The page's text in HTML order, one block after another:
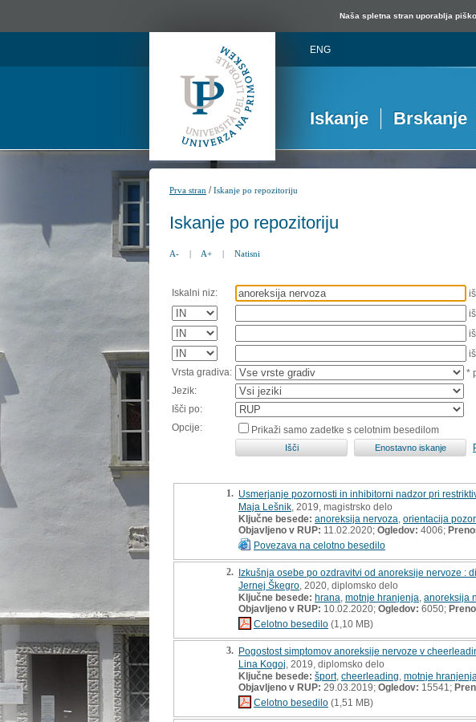
Naša spletna stran uporablja
ENG
Iskanje Brskanje
Prva stran /Iskanje po repozitoriju
Iskanje po repozitoriju
A- | A+ | Natisni
Iskalni niz:
Vrsta gradiva:
*
Jezik:
Išči po:
Opcije:
Prikaži samo zadetke s celotnim besedilom
1. Usmerjanje pozornosti in inhibitorni nadzor pri
Maja Lešnik , 2019, magistrsko delo
Ključne besede: anoreksija nervoza orientacija
Objavljeno v RUP: 11.02.2020; Ogledov: 4006;
Povezava na celotno besedilo
2. Izkušnja osebe po ozdravitvi od anoreksije nervoze :
Jernej Škegro , 2020, diplomsko delo
Ključne besede: hrana motnje hranjenja anoreksija
Objavljeno v RUP: 10.02.2020; Ogledov: 6050;
Celotno besedilo (1,10 MB)
3. Pogostost simptomov anoreksije nervoze v
Lina Kogoj , 2019, diplomsko delo
Ključne besede: šport, cheerleading motnje hranjenja
Objavljeno v RUP: 29.03.2019; Ogledov: 15541;
Celotno besedilo (1,51 MB)